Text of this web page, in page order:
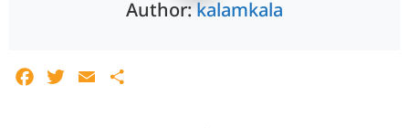
Author:kalamkala
FacebookTwitterEmail